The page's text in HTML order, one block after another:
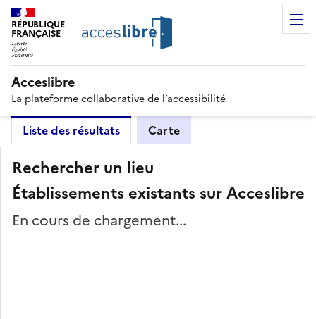
RÉPUBLIQUE
FRANÇAISE
Acceslibre
La plateforme collaborative de l’accessibilité
Liste des résultats Carte
Rechercher un lieu
Établissements existants sur Acceslibre
En cours de chargement...